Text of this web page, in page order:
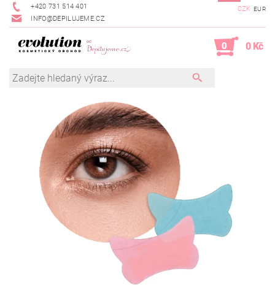
+420 731 514 401
INFO@DEPILUJEME.CZ
CZK EUR
0 0 Kč